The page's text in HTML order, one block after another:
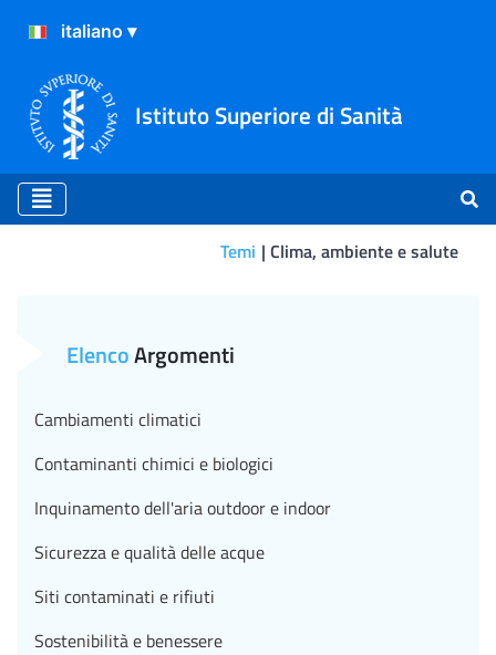
Istituto Superiore di Sanità
Temi Clima, ambiente e salute
ElencoArgomenti
Cambiamenti climatici
Contaminanti chimici e biologici
Inquinamento dell'aria outdoor e indoor
Sicurezza e qualità delle acque
Siti contaminati e rifiuti
Sostenibilità e benessere